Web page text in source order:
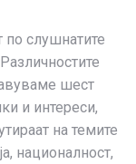
по слушнатите
шест
и интереси,
на темите
националност,